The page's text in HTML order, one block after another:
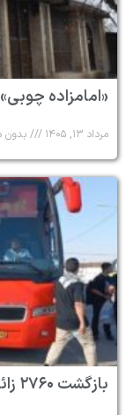
«امامزاده
مرداد ۱۳, ۱۴۰۵ بدون
بازگشت ۲۷۶۰ زائر اربعین به استان البرز